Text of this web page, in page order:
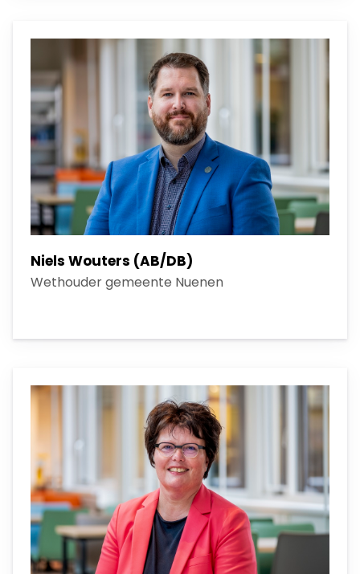
Niels Wouters (AB/DB)
Wethouder gemeente Nuenen